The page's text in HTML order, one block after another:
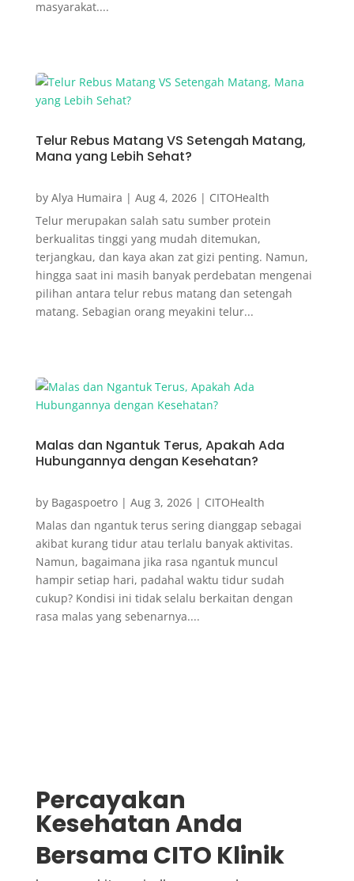
masyarakat....
Telur Rebus Matang VS Setengah Matang,
Mana yang Lebih Sehat?
by Alya Humaira | Aug 4, 2026| CITOHealth
Telur merupakan salah satu sumber protein
berkualitas tinggi yang mudah ditemukan,
terjangkau, dan kaya akan zat gizi penting. Namun,
hingga saat ini masih banyak perdebatan mengenai
pilihan antara telur rebus matang dan setengah
matang. Sebagian orang meyakini telur...
Malas dan Ngantuk Terus, Apakah Ada
Hubungannya dengan Kesehatan?
by Bagaspoetro| Aug 3, 2026| CITOHealth
Malas dan ngantuk terus sering dianggap sebagai
akibat kurang tidur atau terlalu banyak aktivitas.
Namun, bagaimana jika rasa ngantuk muncul
hampir setiap hari, padahal waktu tidur sudah
cukup? Kondisi ini tidak selalu berkaitan dengan
rasa malas yang sebenarnya....
Percayakan
Kesehatan Anda
Bersama CITO Klinik